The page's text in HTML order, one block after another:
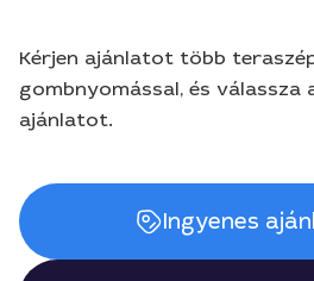
Kérjen ajánlatot több
gombnyomással, és válassza
ajánlatot.
Ingyenes